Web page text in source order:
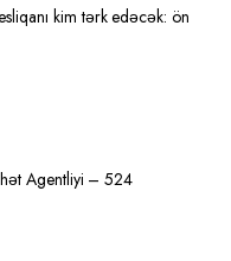
kim tərk edəcək: ön
Agentliyi – 524